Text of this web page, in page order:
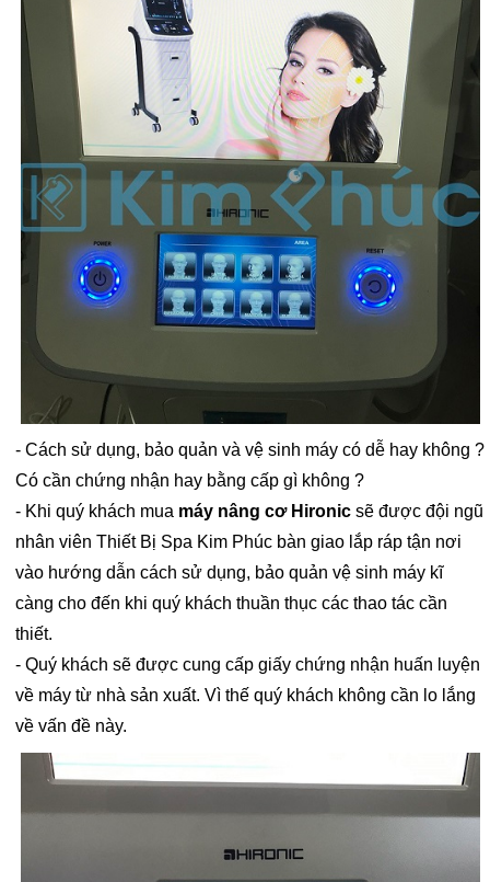
- Cách sử dụng, bảo quản và vệ sinh máy có dễ hay không ?
Có cần chứng nhận hay bằng cấp gì không ?
- Khi quý khách mua máy nâng cơ Hironic sẽ được đội ngũ
nhân viên Thiết Bị Spa Kim Phúc bàn giao lắp ráp tận nơi
vào hướng dẫn cách sử dụng, bảo quản vệ sinh máy kĩ
càng cho đến khi quý khách thuần thục các thao tác cần
thiết.
- Quý khách sẽ được cung cấp giấy chứng nhận huấn luyện
về máy từ nhà sản xuất. Vì thế quý khách không cần lo lắng
về vấn đề này.